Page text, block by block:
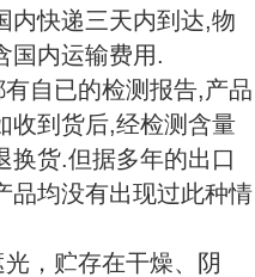
内快递三天内到达,物
国内运输费用.
有自已的检测报告,产品
收到货后,经检测含量
换货.但据多年的出口
品均没有出现过此种情
光，贮存在干燥、阴